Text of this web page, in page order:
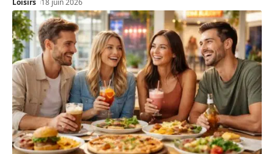
Loisirs 18 juin 2026